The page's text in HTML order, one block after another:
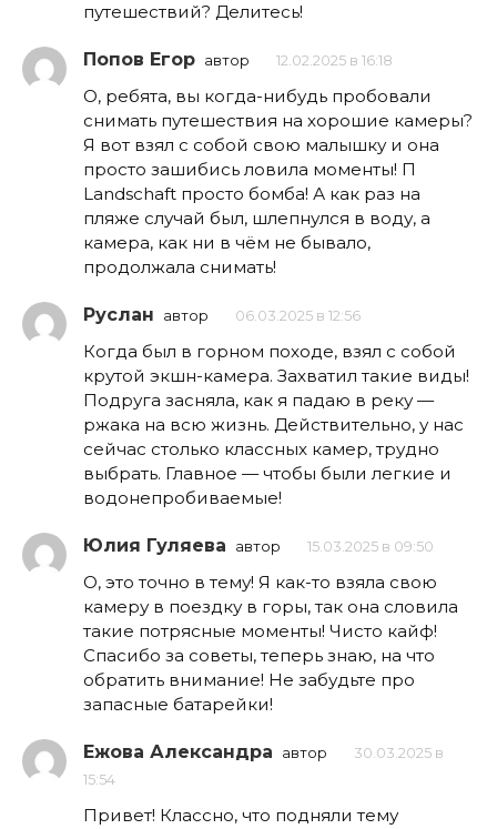
путешествий? Делитесь!
Попов Егор автор 12.02.2025 в 16:18
О, ребята, вы когда-нибудь пробовали
снимать путешествия на хорошие камеры?
Я вот взял с собой свою малышку и она
просто зашибись ловила моменты! П
Landschaft просто бомба! А как раз на
пляже случай был, шлепнулся в воду, а
камера, как ни в чём не бывало,
продолжала снимать!
Руслан автор 06.03.2025 в 12:56
Когда был в горном походе, взял с собой
крутой экшн-камера. Захватил такие виды!
Подруга засняла, как я падаю в реку —
ржака на всю жизнь. Действительно, у нас
сейчас столько классных камер, трудно
выбрать. Главное — чтобы были легкие и
водонепробиваемые!
Юлия Гуляева автор 15.03.2025 в 09:50
О, это точно в тему! Я как-то взяла свою
камеру в поездку в горы, так она словила
такие потрясные моменты! Чисто кайф!
Спасибо за советы, теперь знаю, на что
обратить внимание! Не забудьте про
запасные батарейки!
Ежова Александра автор
30.03.2025 в
15:54
Привет! Классно, что подняли тему